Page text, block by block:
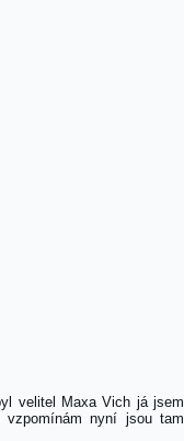
velitel Maxa Vich já jsem
nyní jsou tam